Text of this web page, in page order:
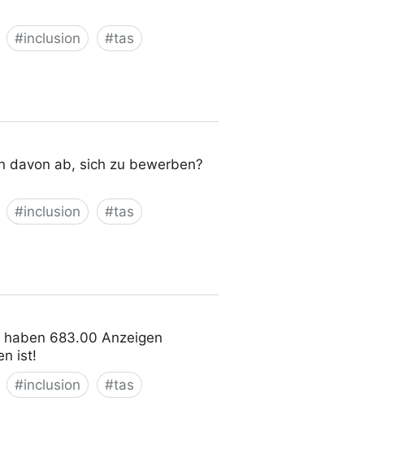
#inclusion #tas
davon ab, sich zu bewerben?
#inclusion #tas
683.00 Anzeigen
ist!
#inclusion #tas